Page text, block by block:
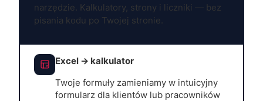
narzędzie. Kalkulatory, strony i liczniki — bez
pisania kodu po Twojej stronie.
Excel → kalkulator
Twoje formuły zamieniamy w intuicyjny
formularz dla klientów lub pracowników